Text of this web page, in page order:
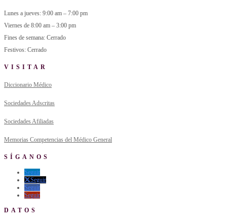
Lunes a jueves: 9:00 am – 7:00 pm
Viernes de 8:00 am – 3:00 pm
Fines de semana: Cerrado
Festivos: Cerrado
VISITAR
Diccionario Médico
Sociedades Adscritas
Sociedades Afiliadas
Memorias Competencias del Médico General
SÍGANOS
Seguir
Seguir
Seguir
Seguir
DATOS